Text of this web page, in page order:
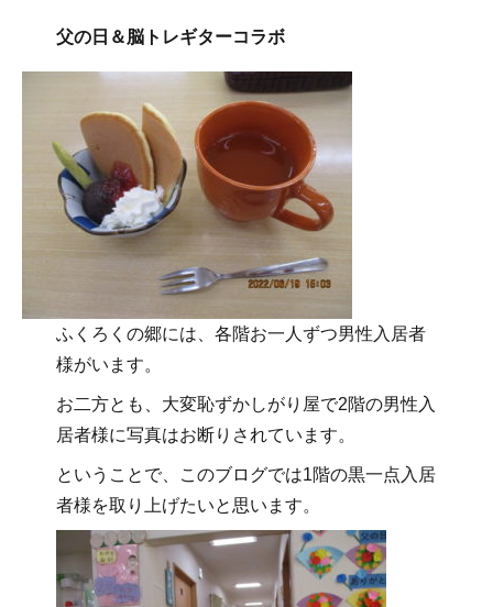
父の日＆脳トレギターコラボ
ふくろくの郷には、各階お一人ずつ男性入居者
様がいます。
お二方とも、大変恥ずかしがり屋で2階の男性入
居者様に写真はお断りされています。
ということで、このブログでは1階の黒一点入居
者様を取り上げたいと思います。